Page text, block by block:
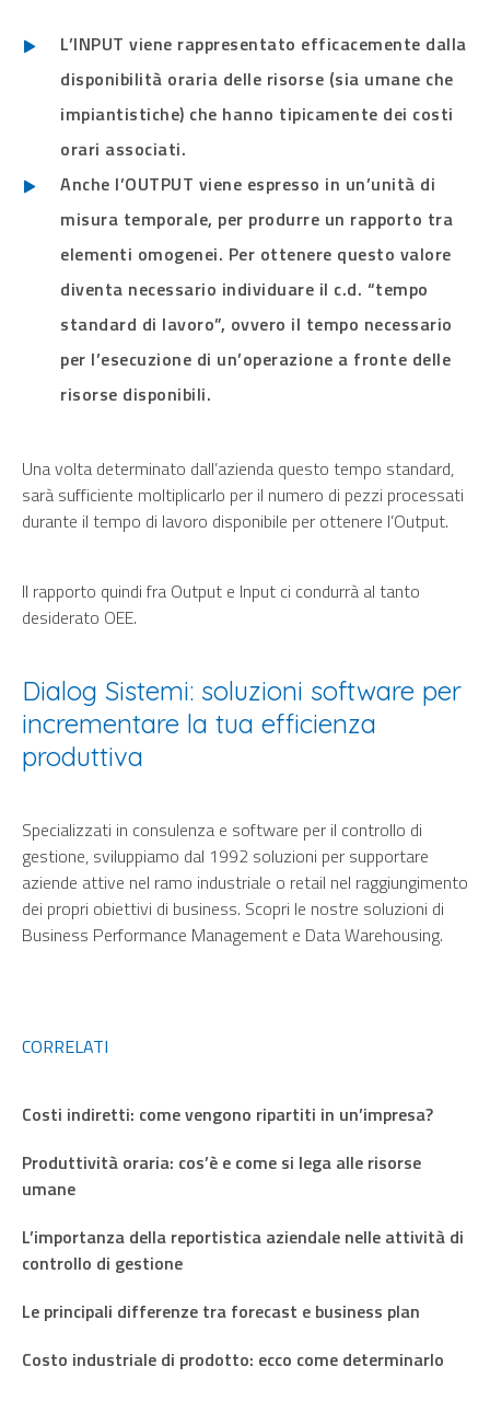
L’INPUT viene rappresentato efficacemente dalla
disponibilità oraria delle risorse (sia umane che
impiantistiche) che hanno tipicamente dei costi
orari associati.
Anche l’OUTPUT viene espresso in un’unità di
misura temporale, per produrre un rapporto tra
elementi omogenei. Per ottenere questo valore
diventa necessario individuare il c.d. “tempo
standard di lavoro”, ovvero il tempo necessario
per l’esecuzione di un’operazione a fronte delle
risorse disponibili.
Una volta determinato dall’azienda questo tempo standard,
sarà sufficiente moltiplicarlo per il numero di pezzi processati
durante il tempo di lavoro disponibile per ottenere l’Output.
Il rapporto quindi fra Output e Input ci condurrà al tanto
desiderato OEE.
Dialog Sistemi: soluzioni software per
incrementare la tua efficienza
produttiva
Specializzati in consulenza e software per il controllo di
gestione, sviluppiamo dal 1992 soluzioni per supportare
aziende attive nel ramo industriale o retail nel raggiungimento
dei propri obiettivi di business. Scopri le nostre soluzioni di
Business Performance Management e Data Warehousing.
CORRELATI
Costi indiretti: come vengono ripartiti in un’impresa?
Produttività oraria: cos’è e come si lega alle risorse
umane
L’importanza della reportistica aziendale nelle attività di
controllo di gestione
Le principali differenze tra forecast e business plan
Costo industriale di prodotto: ecco come determinarlo